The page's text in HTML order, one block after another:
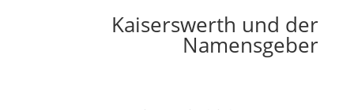
Kaiserswerth und der
Namensgeber